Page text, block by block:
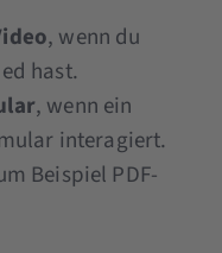
, wenn du
hast.
, wenn ein
interagiert.
Beispiel PDF-